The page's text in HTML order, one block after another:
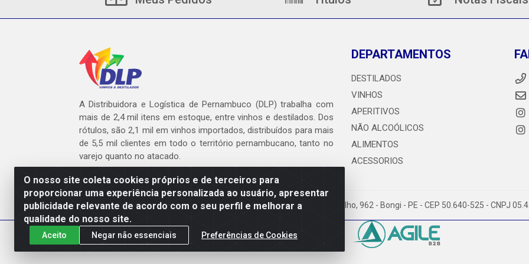
O nosso site coleta cookies próprios e de terceiros para
proporcionar uma experiência personalizada ao usuário, apresentar
publicidade relevante de acordo com o seu perfil e melhorar a
qualidade do nosso site.
Aceito Negar não essenciais Preferências de Cookies
A Distribuidora e Logística de Pernambuco (DLP) trabalha com
mais de 2,4 mil itens em estoque, entre vinhos e destilados. Dos
rótulos, são 2,1 mil em vinhos importados, distribuídos para mais
de 5,5 mil clientes em todo o território pernambucano, tanto no
varejo quanto no atacado.
DEPARTAMENTOS
DESTILADOS
VINHOS
APERITIVOS
NÃO ALCOÓLICOS
ALIMENTOS
ACESSORIOS
DLP - AV. Engenheiro Abdias de Carvalho, 962 - Bongi - PE - CEP 50.640-525 - CNPJ